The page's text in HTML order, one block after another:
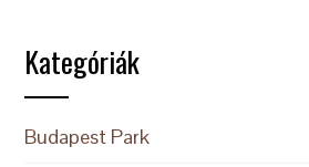
Kategóriák
Budapest Park